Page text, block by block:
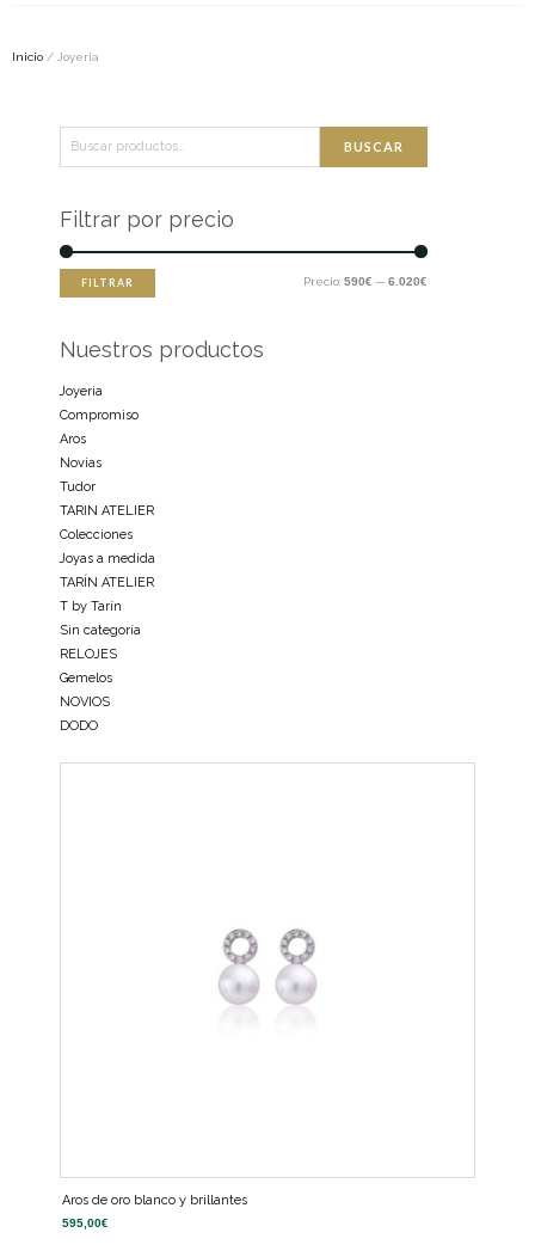
Inicio / Joyeria
por:
BUSCAR
Filtrar por precio
FILTRAR Precio: 590€ — 6.020€
Nuestros productos
Joyeria
Compromiso
Aros
Novias
Tudor
TARIN ATELIER
Colecciones
Joyas a medida
TARÍN ATELIER
T by Tarín
Sin categoría
RELOJES
Gemelos
NOVIOS
DODO
Aros de oro blanco y brillantes
595,00€